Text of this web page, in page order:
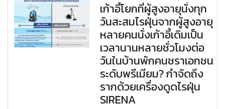
เก้าอี้โยกที่ผู้สูงอายุนั่งทุก
วันสะสมไรฝุ่นจากผู้สูงอายุ
หลายคนนั่งเก้าอี้เดิมเป็น
เวลานานหลายชั่วโมงต่อ
วันในบ้านพักคนชราเอกชน
ระดับพรีเมียม? กำจัดถึง
รากด้วยเครื่องดูดไรฝุ่น
SIRENA